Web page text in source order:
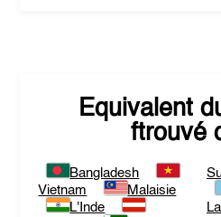
Equivalent
ftrouvé
Bangladesh
Vietnam
Malaisie
L'Inde